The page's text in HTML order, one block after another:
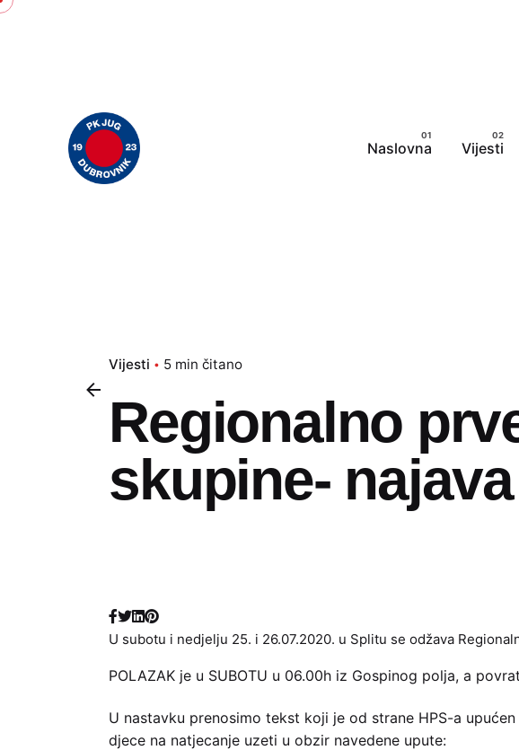
Skip
Naslovna Vijesti
Vijesti 5 min čitano
Regionalno
skupine- najava
U subotu i nedjelju 25. i 26.07.2020. u Splitu se odžava
POLAZAK je u SUBOTU u 06.00h iz Gospinog polja, a
U nastavku prenosimo tekst koji je od strane HPS-a
djece na natjecanje uzeti u obzir navedene upute: